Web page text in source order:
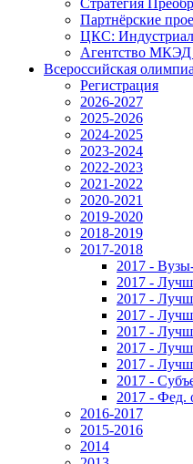
Стратегия
Партнёрские
ЦКС:
Агентство
Всероссийская
Регистрация
2026-2027
2025-2026
2024-2025
2023-2024
2022-2023
2021-2022
2020-2021
2019-2020
2018-2019
2017-2018
2017 -
2017 -
2017 -
2017 -
2017 -
2017 -
2017 -
2017 -
2017 - Фед.
2016-2017
2015-2016
2014